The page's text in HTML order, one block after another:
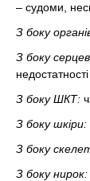
– судоми,
З боку
З боку
З боку ШКТ:
З боку шкіри:
З боку
З боку нирок: